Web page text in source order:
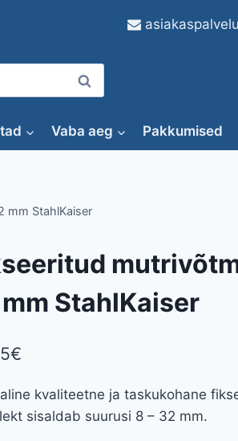
Otsi
Vaba aeg Pakkumised
mm StahlKaiser
StahlKaiser
€
kvaliteetne ja taskukohane
sisaldab suurusi 8 – 32 mm.